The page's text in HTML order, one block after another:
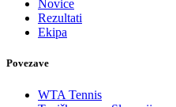
Novice
Rezultati
Ekipa
Povezave
WTA Tennis